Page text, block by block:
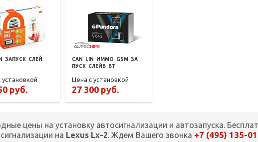
ЗАПУСК СЛЕЙ
установкой
руб.
CAN LIN ИММО GSM ЗА
ПУСК СЛЕЙВ BT
Цена с установкой
27 300 руб.
цены на установку автосигнализации и автозапуска.
на Lexus Lx-2. Ждем Вашего звонка +7 (495) 135-